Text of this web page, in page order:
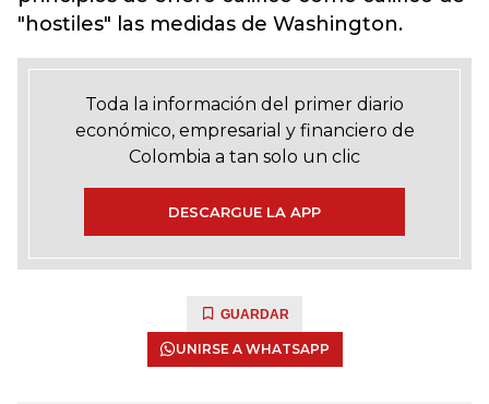
"hostiles" las medidas de Washington.
Toda la información del primer diario
económico, empresarial y financiero de
Colombia a tan solo un clic
DESCARGUE LA APP
GUARDAR
UNIRSE A WHATSAPP